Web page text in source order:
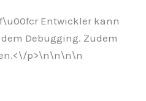
Entwickler kann
Debugging. Zudem
p>\n\n\n\n